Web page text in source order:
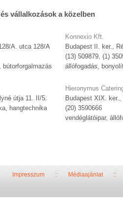
vállalkozások a közelben
A. utca 128/A
bútorforgalmazás
útja 11. II/5.
hangtechnika
Konnexio Kft.
Budapest II. ker.,
(13) 509879, (1)
állófogadás,
Hieronymus
Budapest XIX. ker.,
(20) 3590666
vendéglátóipar,
Impresszum::Médiaajánlat